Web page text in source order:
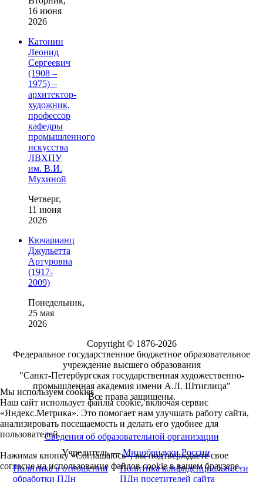
16 июня
2026
Катонин
Леонид
Сергеевич
(1908 –
1975) –
архитектор-
художник,
профессор
кафедры
промышленного
искусства
ЛВХПУ
им. В.И.
Мухиной
Четверг,
11 июня
2026
Кючарианц
Джульетта
Артуровна
(1917-
2009)
Понедельник,
25 мая
2026
Copyright © 1876-2026
Федеральное государственное бюджетное образовательное
учреждение высшего образования
"Санкт-Петербургская государственная художественно-
промышленная академия имени А.Л. Штиглица"
Все права защищены.
Сведения об образовательной организации
Учредитель —Минобрнауки России
Политика в отношении
обработки ПДн
Политика конфиденциальности
ПДн посетителей сайта
Мы используем cookies
Наш сайт использует файлы cookie, включая сервис
«Яндекс.Метрика». Это помогает нам улучшать работу сайта,
анализировать посещаемость и делать его удобнее для
пользователей.
Нажимая кнопку «Соглашаюсь», вы подтверждаете свое
согласие на использование файлов cookie в вашем браузере.